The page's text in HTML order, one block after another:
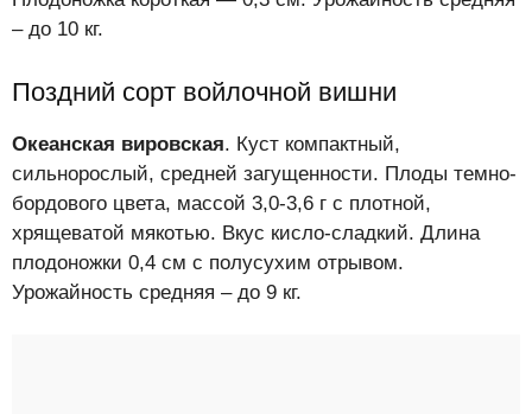
– до 10 кг.
Поздний сорт войлочной вишни
Океанская вировская. Куст компактный,
сильнорослый, средней загущенности. Плоды темно-
бордового цвета, массой 3,0-3,6 г с плотной,
хрящеватой мякотью. Вкус кисло-сладкий. Длина
плодоножки 0,4 см с полусухим отрывом.
Урожайность средняя – до 9 кг.